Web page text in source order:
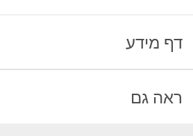
דף מידע
ראה גם